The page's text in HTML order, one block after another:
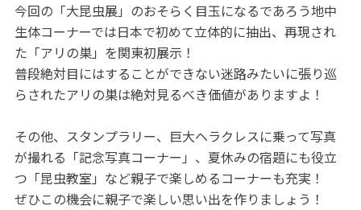
今回の「大昆虫展」のおそらく目玉になるであろう地中
生体コーナーでは日本で初めて立体的に抽出、再現され
た「アリの巣」を関東初展示！
普段絶対目にはすることができない迷路みたいに張り巡
らされたアリの巣は絶対見るべき価値がありますよ！
その他、スタンプラリー、巨大ヘラクレスに乗って写真
が撮れる「記念写真コーナー」、夏休みの宿題にも役立
つ「昆虫教室」など親子で楽しめるコーナーも充実！
ぜひこの機会に親子で楽しい思い出を作りましょう！